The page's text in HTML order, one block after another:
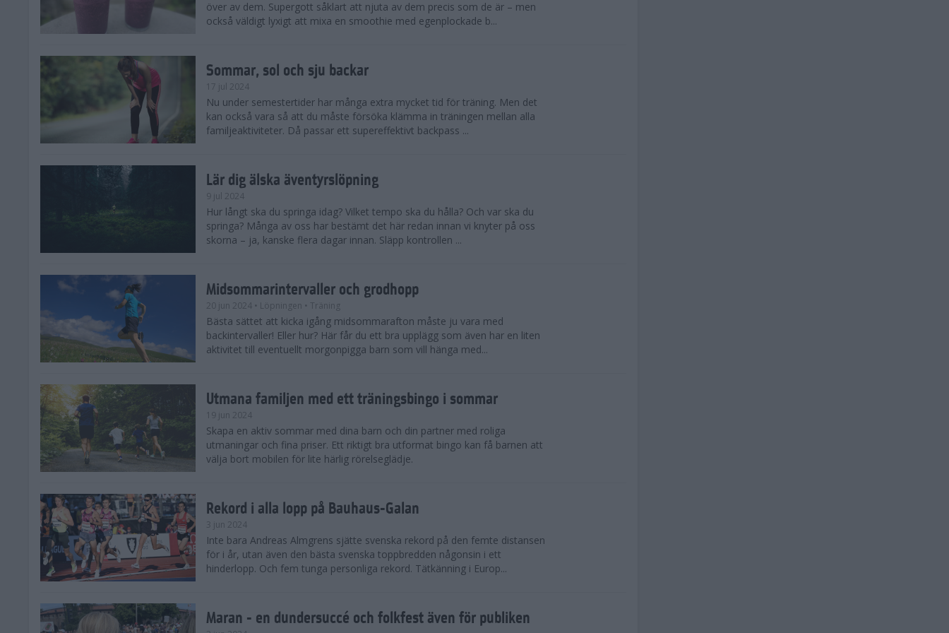
över av dem. Supergott såklart att njuta av dem precis som de är – men
också väldigt lyxigt att mixa en smoothie med egenplockade b...
Sommar, sol och sju backar
17 jul 2024
Nu under semestertider har många extra mycket tid för träning. Men det
kan också vara så att du måste försöka klämma in träningen mellan alla
familjeaktiviteter. Då passar ett supereffektivt backpass ...
Lär dig älska äventyrslöpning
9 jul 2024
Hur långt ska du springa idag? Vilket tempo ska du hålla? Och var ska du
springa? Många av oss har bestämt det här redan innan vi knyter på oss
skorna – ja, kanske flera dagar innan. Släpp kontrollen ...
Midsommarintervaller och grodhopp
20 jun 2024 • Löpningen • Träning
Bästa sättet att kicka igång midsommarafton måste ju vara med
backintervaller! Eller hur? Här får du ett bra upplägg som även har en liten
aktivitet till eventuellt morgonpigga barn som vill hänga med...
Utmana familjen med ett träningsbingo i sommar
19 jun 2024
Skapa en aktiv sommar med dina barn och din partner med roliga
utmaningar och fina priser. Ett riktigt bra utformat bingo kan få barnen att
välja bort mobilen för lite härlig rörelseglädje.
Rekord i alla lopp på Bauhaus-Galan
3 jun 2024
Inte bara Andreas Almgrens sjätte svenska rekord på den femte distansen
för i år, utan även den bästa svenska toppbredden någonsin i ett
hinderlopp. Och fem tunga personliga rekord. Tätkänning i Europ...
Maran - en dundersuccé och folkfest även för publiken